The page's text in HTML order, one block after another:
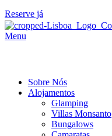
Reserve já
Menu
Sobre Nós
Alojamentos
Glamping
Villas Monsanto
Bungalows